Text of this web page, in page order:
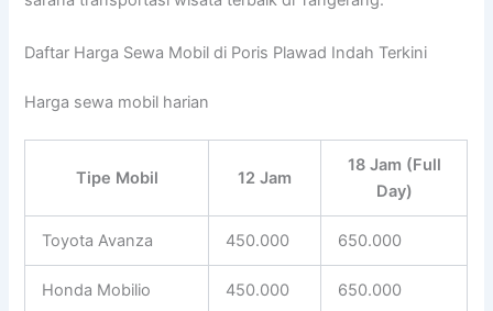
Daftar Harga Sewa Mobil di Poris Plawad Indah Terkini
Harga sewa mobil harian
Tipe Mobil 12 Jam
18 Jam (Full
Day)
Toyota Avanza 450.000 650.000
Honda Mobilio 450.000 650.000